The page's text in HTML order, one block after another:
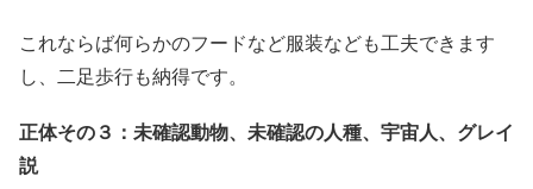
これならば何らかのフードなど服装なども工夫できます
し、二足歩行も納得です。
正体その３：未確認動物、未確認の人種、宇宙人、グレイ
説